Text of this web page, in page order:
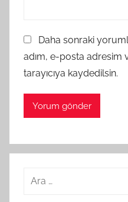
Daha sonraki
adım, e-posta adresim
tarayıcıya kaydedilsin.
Arama: